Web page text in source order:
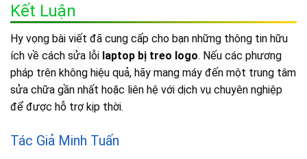
Kết Luận
Hy vọng bài viết đã cung cấp cho bạn những thông tin hữu
ích về cách sửa lỗi laptop bị treo logo. Nếu các phương
pháp trên không hiệu quả, hãy mang máy đến một trung tâm
sửa chữa gần nhất hoặc liên hệ với dịch vụ chuyên nghiệp
để được hỗ trợ kịp thời.
Tác Giả Minh Tuấn